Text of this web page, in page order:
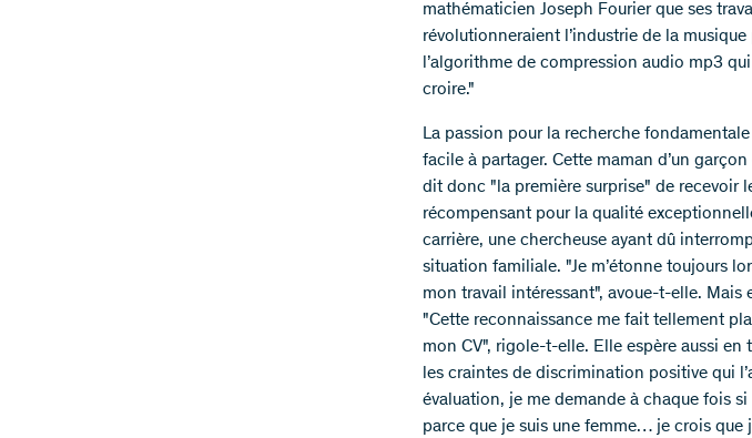
mathématicien Joseph Fourier que ses
révolutionneraient l’industrie de la
l’algorithme de compression audio mp3
croire."
La passion pour la recherche
facile à partager. Cette maman d’un
dit donc "la première surprise" de recevoir
récompensant pour la qualité
carrière, une chercheuse ayant dû
situation familiale. "Je m’étonne toujours
mon travail intéressant", avoue-t-elle. Mais
"Cette reconnaissance me fait tellement
mon CV", rigole-t-elle. Elle espère aussi
les craintes de discrimination positive qui
évaluation, je me demande à chaque fois si
parce que je suis une femme… je crois que